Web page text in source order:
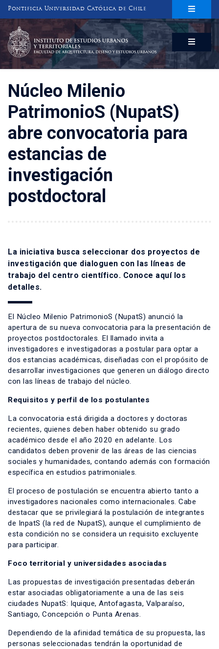
Pontificia Universidad Católica de Chile
INSTITUTO DE ESTUDIOS URBANOS
Y TERRITORIALES
FACULTAD DE ARQUITECTURA, DISEÑO Y ESTUDIOS URBANOS
Núcleo Milenio
PatrimonioS (NupatS)
abre convocatoria para
estancias de
investigación
postdoctoral
La iniciativa busca seleccionar dos proyectos de
investigación que dialoguen con las líneas de
trabajo del centro científico. Conoce aquí los
detalles.
El Núcleo Milenio PatrimonioS (NupatS) anunció la
apertura de su nueva convocatoria para la presentación de
proyectos postdoctorales. El llamado invita a
investigadores e investigadoras a postular para optar a
dos estancias académicas, diseñadas con el propósito de
desarrollar investigaciones que generen un diálogo directo
con las líneas de trabajo del núcleo.
Requisitos y perfil de los postulantes
La convocatoria está dirigida a doctores y doctoras
recientes, quienes deben haber obtenido su grado
académico desde el año 2020 en adelante. Los
candidatos deben provenir de las áreas de las ciencias
sociales y humanidades, contando además con formación
específica en estudios patrimoniales.
El proceso de postulación se encuentra abierto tanto a
investigadores nacionales como internacionales. Cabe
destacar que se privilegiará la postulación de integrantes
de InpatS (la red de NupatS), aunque el cumplimiento de
esta condición no se considera un requisito excluyente
para participar.
Foco territorial y universidades asociadas
Las propuestas de investigación presentadas deberán
estar asociadas obligatoriamente a una de las seis
ciudades NupatS: Iquique, Antofagasta, Valparaíso,
Santiago, Concepción o Punta Arenas.
Dependiendo de la afinidad temática de su propuesta, las
personas seleccionadas tendrán la oportunidad de